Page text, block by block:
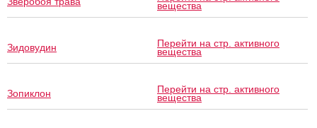
вещества
Зидовудин Перейти на стр. активного
вещества
Зопиклон Перейти на стр. активного
вещества